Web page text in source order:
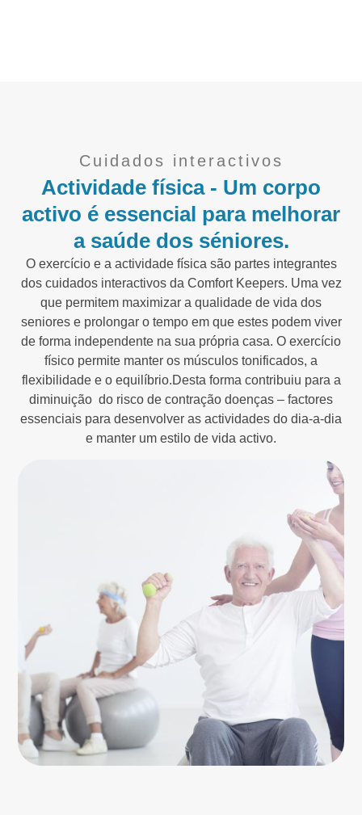
Cuidados interactivos
Actividade física - Um corpo
activo é essencial para melhorar
a saúde dos séniores.
O exercício e a actividade física são partes integrantes
dos cuidados interactivos da Comfort Keepers. Uma vez
que permitem maximizar a qualidade de vida dos
seniores e prolongar o tempo em que estes podem viver
de forma independente na sua própria casa. O exercício
físico permite manter os músculos tonificados, a
flexibilidade e o equilíbrio.Desta forma contribuiu para a
diminuição do risco de contração doenças – factores
essenciais para desenvolver as actividades do dia-a-dia
e manter um estilo de vida activo.